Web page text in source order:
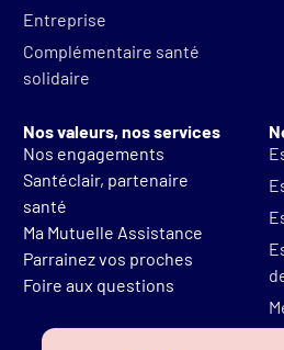
Entreprise
Complémentaire santé
solidaire
Nos valeurs, nos services
Nos engagements
Santéclair, partenaire
santé
Ma Mutuelle Assistance
Parrainez vos proches
Foire aux questions